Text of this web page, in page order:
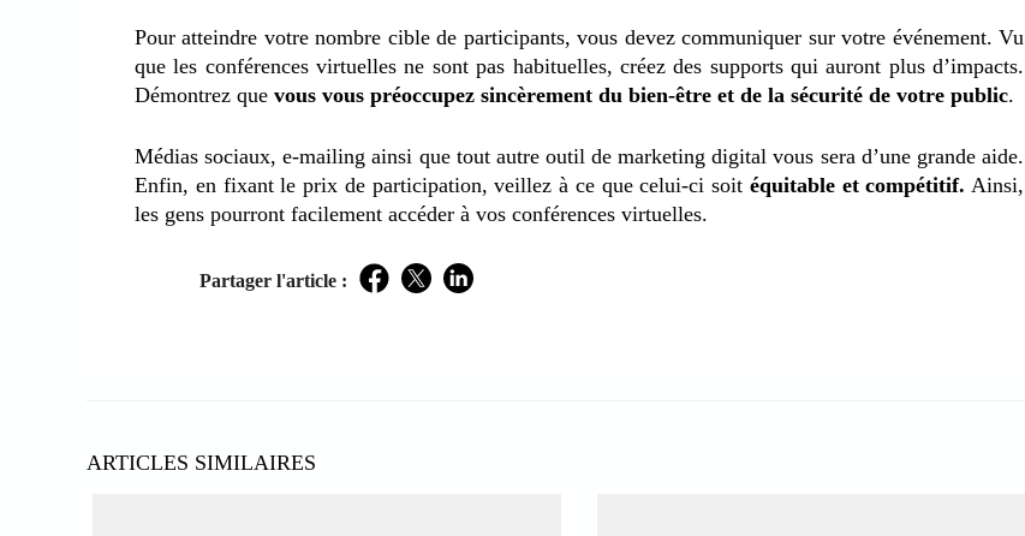
Pour atteindre votre nombre cible de participants, vous devez communiquer sur votre événement. Vu
que les conférences virtuelles ne sont pas habituelles, créez des supports qui auront plus d’impacts.
Démontrez que vous vous préoccupez sincèrement du bien-être et de la sécurité de votre public.
Médias sociaux, e-mailing ainsi que tout autre outil de marketing digital vous sera d’une grande aide.
Enfin, en fixant le prix de participation, veillez à ce que celui-ci soit équitable et compétitif. Ainsi,
les gens pourront facilement accéder à vos conférences virtuelles.
Partager l'article : Facebook
TwitterLinkedIn
ARTICLES SIMILAIRES